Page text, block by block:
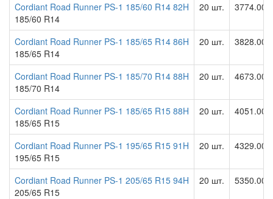
Cordiant Road Runner PS-1 185/60 R14 82H
185/60 R14
20 шт. 3774.00
Cordiant Road Runner PS-1 185/65 R14 86H
185/65 R14
20 шт. 3828.00
Cordiant Road Runner PS-1 185/70 R14 88H
185/70 R14
20 шт. 4673.00
Cordiant Road Runner PS-1 185/65 R15 88H
185/65 R15
20 шт. 4051.00
Cordiant Road Runner PS-1 195/65 R15 91H
195/65 R15
20 шт. 4329.00
Cordiant Road Runner PS-1 205/65 R15 94H
205/65 R15
20 шт. 5350.00